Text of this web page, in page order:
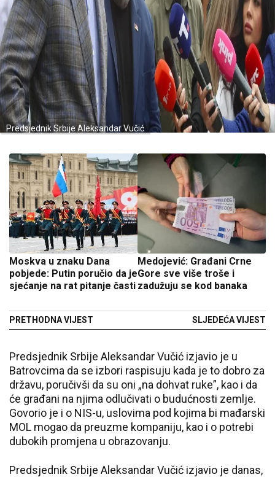
Predsjednik Srbije Aleksandar Vučić
Moskva u znaku Dana
pobjede: Putin poručio da je
sjećanje na rat pitanje časti
PRETHODNA VIJEST
Medojević: Građani Crne
Gore sve više troše i
zadužuju se kod banaka
SLJEDEĆA VIJEST
Predsjednik Srbije Aleksandar Vučić izjavio je u
Batrovcima da se izbori raspisuju kada je to dobro za
državu, poručivši da su oni „na dohvat ruke”, kao i da
će građani na njima odlučivati o budućnosti zemlje.
Govorio je i o NIS-u, uslovima pod kojima bi mađarski
MOL mogao da preuzme kompaniju, kao i o potrebi
dubokih promjena u obrazovanju.
Predsjednik Srbije Aleksandar Vučić izjavio je danas,